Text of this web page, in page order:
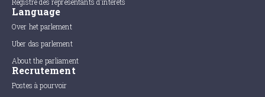
Language
Over het parlement
Uber das parlement
About the parliament
Recrutement
Postes à pourvoir